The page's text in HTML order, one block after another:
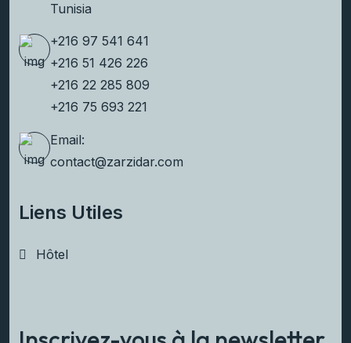
Tunisia
+216 97 541 641
+216 51 426 226
+216 22 285 809
+216 75 693 221
Email:
contact@zarzidar.com
Liens Utiles
Hôtel